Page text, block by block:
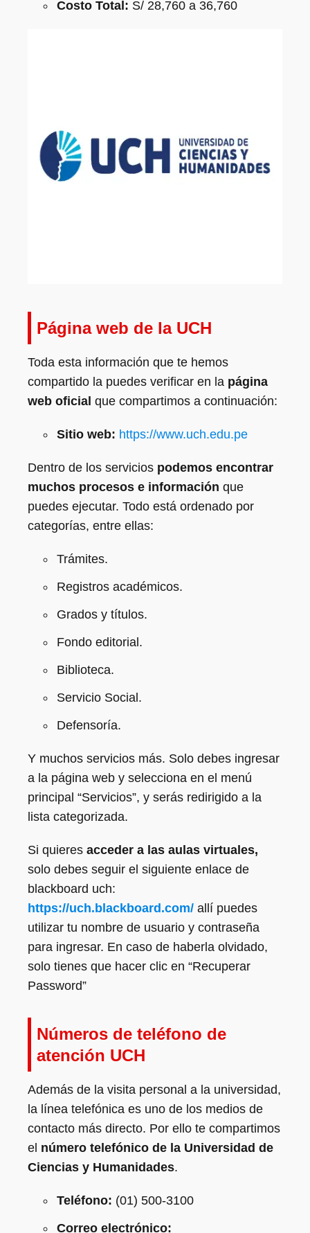
Costo Total: S/ 28,760 a 36,760
Página web de la UCH
Toda esta información que te hemos
compartido la puedes verificar en la página
web oficial que compartimos a continuación:
Sitio web: https://www.uch.edu.pe
Dentro de los servicios podemos encontrar
muchos procesos e información que
puedes ejecutar. Todo está ordenado por
categorías, entre ellas:
Trámites.
Registros académicos.
Grados y títulos.
Fondo editorial.
Biblioteca.
Servicio Social.
Defensoría.
Y muchos servicios más. Solo debes ingresar
a la página web y selecciona en el menú
principal “Servicios”, y serás redirigido a la
lista categorizada.
Si quieres acceder a las aulas virtuales,
solo debes seguir el siguiente enlace de
blackboard uch:
https://uch.blackboard.com/ allí puedes
utilizar tu nombre de usuario y contraseña
para ingresar. En caso de haberla olvidado,
solo tienes que hacer clic en “Recuperar
Password”
Números de teléfono de
atención UCH
Además de la visita personal a la universidad,
la línea telefónica es uno de los medios de
contacto más directo. Por ello te compartimos
el número telefónico de la Universidad de
Ciencias y Humanidades.
Teléfono: (01) 500-3100
Correo electrónico: